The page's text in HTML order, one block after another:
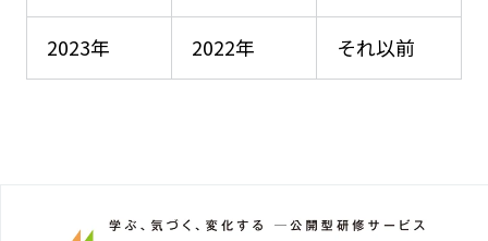
2023年 2022年 それ以前